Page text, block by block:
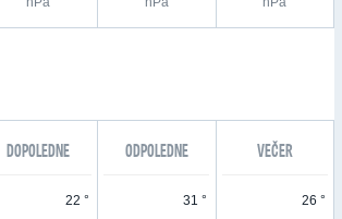
DOPOLEDNE ODPOLEDNE VEČER
22 ° 31 ° 26 °